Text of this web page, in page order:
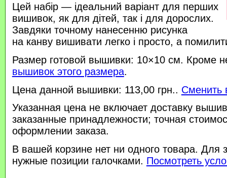
Цей набір — ідеальний варіант для перших
вишивок, як для дітей, так і для дорослих.
Завдяки точному нанесенню рисунка
на канву вишивати легко і просто, а
Размер готовой вышивки: 10×10 см. Кроме
вышивок этого размера.
Цена данной вышивки: 113,00 грн.. Сменить
Указанная цена не включает доставку
заказанные принадлежности; точная
оформлении заказа.
В вашей корзине нет ни одного товара. Для
нужные позиции галочками. Посмотреть